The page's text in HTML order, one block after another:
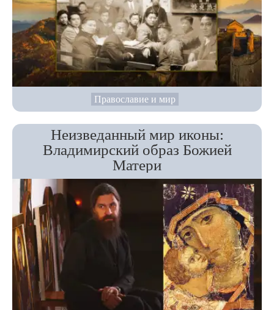
Православие и мир
Неизведанный мир иконы:
Владимирский образ Божией
Матери